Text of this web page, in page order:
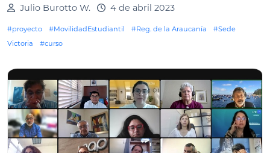
Julio Burotto W. 4 de abril 2023
#proyecto #MovilidadEstudiantil #Reg. de la Araucanía
#Sede
Victoria
#curso